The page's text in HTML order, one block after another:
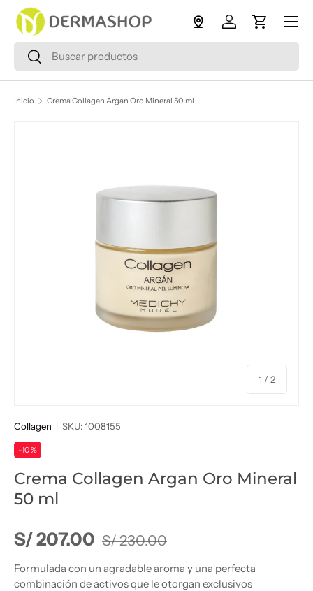
Ir al contenido
Buscar
Buscar
Iniciar sesión
Carrito
Menú
Inicio Crema Collagen Argan Oro Mineral 50 ml
1 / de
2
Collagen | SKU:1008155
-10 %
Crema Collagen Argan Oro Mineral
50 ml
Precio de venta
S/ 207.00 Precio normal
S/ 230.00
Formulada con un agradable aroma y una perfecta
combinación de activos que le otorgan exclusivos